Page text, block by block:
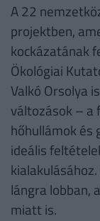
A 22
projektben,
kockázatának
Ökológiai
Valkó Orsolya
változások – a
hőhullámok és
ideális
lángra lobban,
miatt is.